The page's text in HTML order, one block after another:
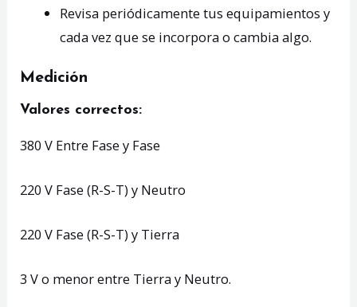
Revisa periódicamente tus equipamientos y
cada vez que se incorpora o cambia algo.
Medición
Valores correctos:
380 V Entre Fase y Fase
220 V Fase (R-S-T) y Neutro
220 V Fase (R-S-T) y Tierra
3 V o menor entre Tierra y Neutro.